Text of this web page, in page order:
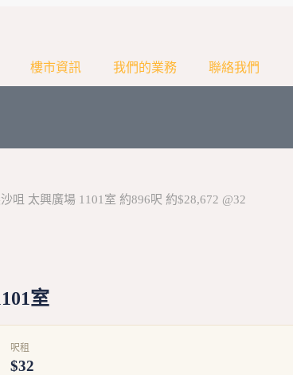
樓市資訊 我們的業務 聯絡我們
咀 太興廣場 1101室 約896呎 約$28,672 @32
室
呎租
$32